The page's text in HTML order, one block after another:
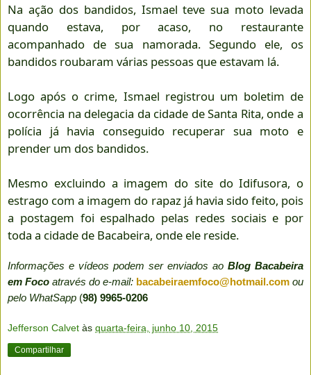
Na ação dos bandidos, Ismael teve sua moto levada
quando estava, por acaso, no restaurante
acompanhado de sua namorada. Segundo ele, os
bandidos roubaram várias pessoas que estavam lá.
Logo após o crime, Ismael registrou um boletim de
ocorrência na delegacia da cidade de Santa Rita, onde a
polícia já havia conseguido recuperar sua moto e
prender um dos bandidos.
Mesmo excluindo a imagem do site do Idifusora, o
estrago com a imagem do rapaz já havia sido feito, pois
a postagem foi espalhado pelas redes sociais e por
toda a cidade de Bacabeira, onde ele reside.
Informações e vídeos podem ser enviados ao Blog Bacabeira
em Foco através do e-mail: bacabeiraemfoco@hotmail.com ou
pelo WhatSapp (98) 9965-0206
Jefferson Calvet às quarta-feira, junho 10, 2015
Compartilhar